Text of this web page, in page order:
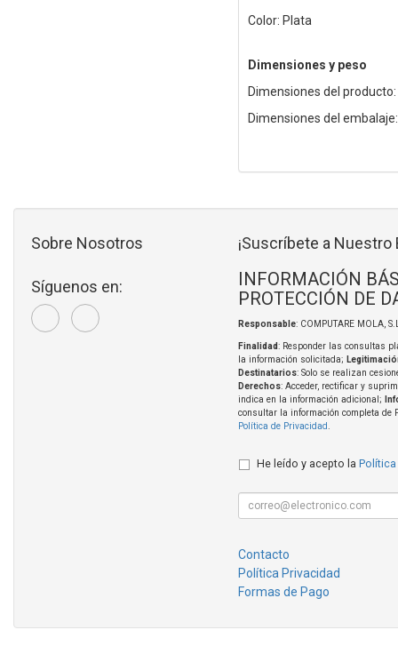
Color: Plata
Dimensiones y peso
Dimensiones del
Dimensiones del
Sobre Nosotros
Síguenos en:
¡Suscríbete a Nuestro
INFORMACIÓN
PROTECCIÓN DE
Responsable: COMPUTARE MOLA,
Finalidad: Responder las consultas
la información solicitada;
Destinatarios: Solo se realizan
Derechos: Acceder, rectificar y
indica en la información adicional;
consultar la información completa de
Política de Privacidad
He leído y acepto la Política
Contacto
Política Privacidad
Formas de Pago